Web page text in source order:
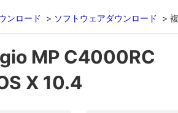
ンロード ソフトウェアダウンロード
MP C4000RC
X 10.4